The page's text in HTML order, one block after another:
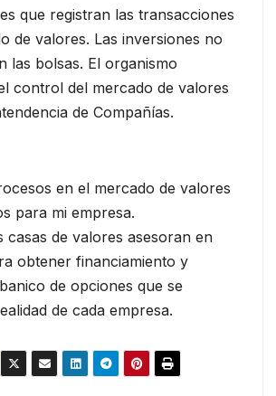
que registran las transacciones
de valores. Las inversiones no
las bolsas. El organismo
control del mercado de valores
de Compañías.
en el mercado de valores
para mi empresa.
casas de valores asesoran en
obtener financiamiento y
de opciones que se
de cada empresa.